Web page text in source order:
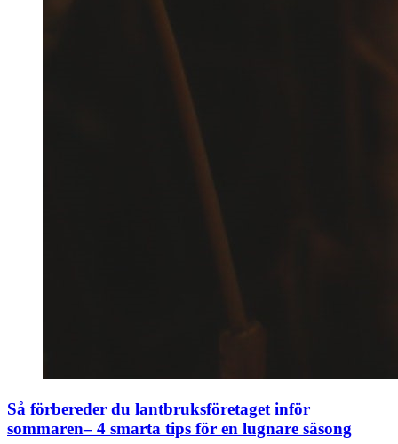
Så förbereder du lantbruksföretaget inför
sommaren– 4 smarta tips för en lugnare säsong